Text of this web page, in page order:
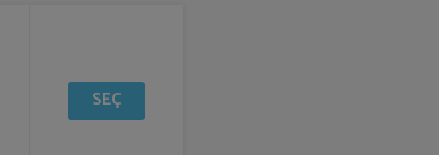
SEÇ